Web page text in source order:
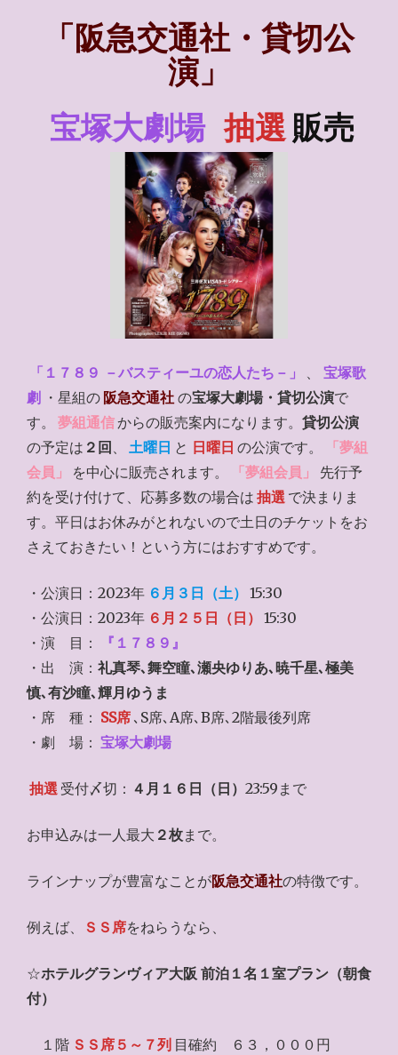
「阪急交通社・貸切公
演」
宝塚大劇場 抽選 販売
「１７８９ －バスティーユの恋人たち－」 、
宝塚歌
劇
・星組の 阪急交通社 の宝塚大劇場・貸切公演で
す。
夢組通信からの販売案内になります。貸切公演
の予定は ２回 、 土曜日 と 日曜日 の公演です。
「夢組
会員」
を中心に販売されます。 「夢組会員」
先行予
約を受け付けて、応募多数の場合は 抽選 で決まりま
す。平日はお休みがとれないので土日のチケットをお
さえておきたい！という方にはおすすめです。
・公演日：2023年 ６月３日（土）
15:30
・公演日：2023年 ６月２５日（日）
15:30
・演 目：
『１７８９』
・出 演： 礼真琴､舞空瞳､瀬央ゆりあ､暁千星､極美
慎､有沙瞳､輝月ゆうま
・席 種： SS席 ､S席､A席､B席､2階最後列席
・劇 場： 宝塚大劇場
抽選 受付〆切： ４月１６日（日）23:59まで
お申込みは一人最大 ２枚まで。
ラインナップが豊富なことが阪急交通社の特徴です。
例えば、 ＳＳ席をねらうなら、
☆ホテルグランヴィア大阪 前泊１名１室プラン（朝食
付）
１階 ＳＳ席５～７列 目確約 ６３，０００円